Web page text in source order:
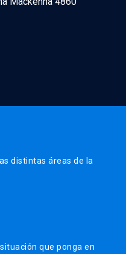
distintas áreas de la
que ponga en